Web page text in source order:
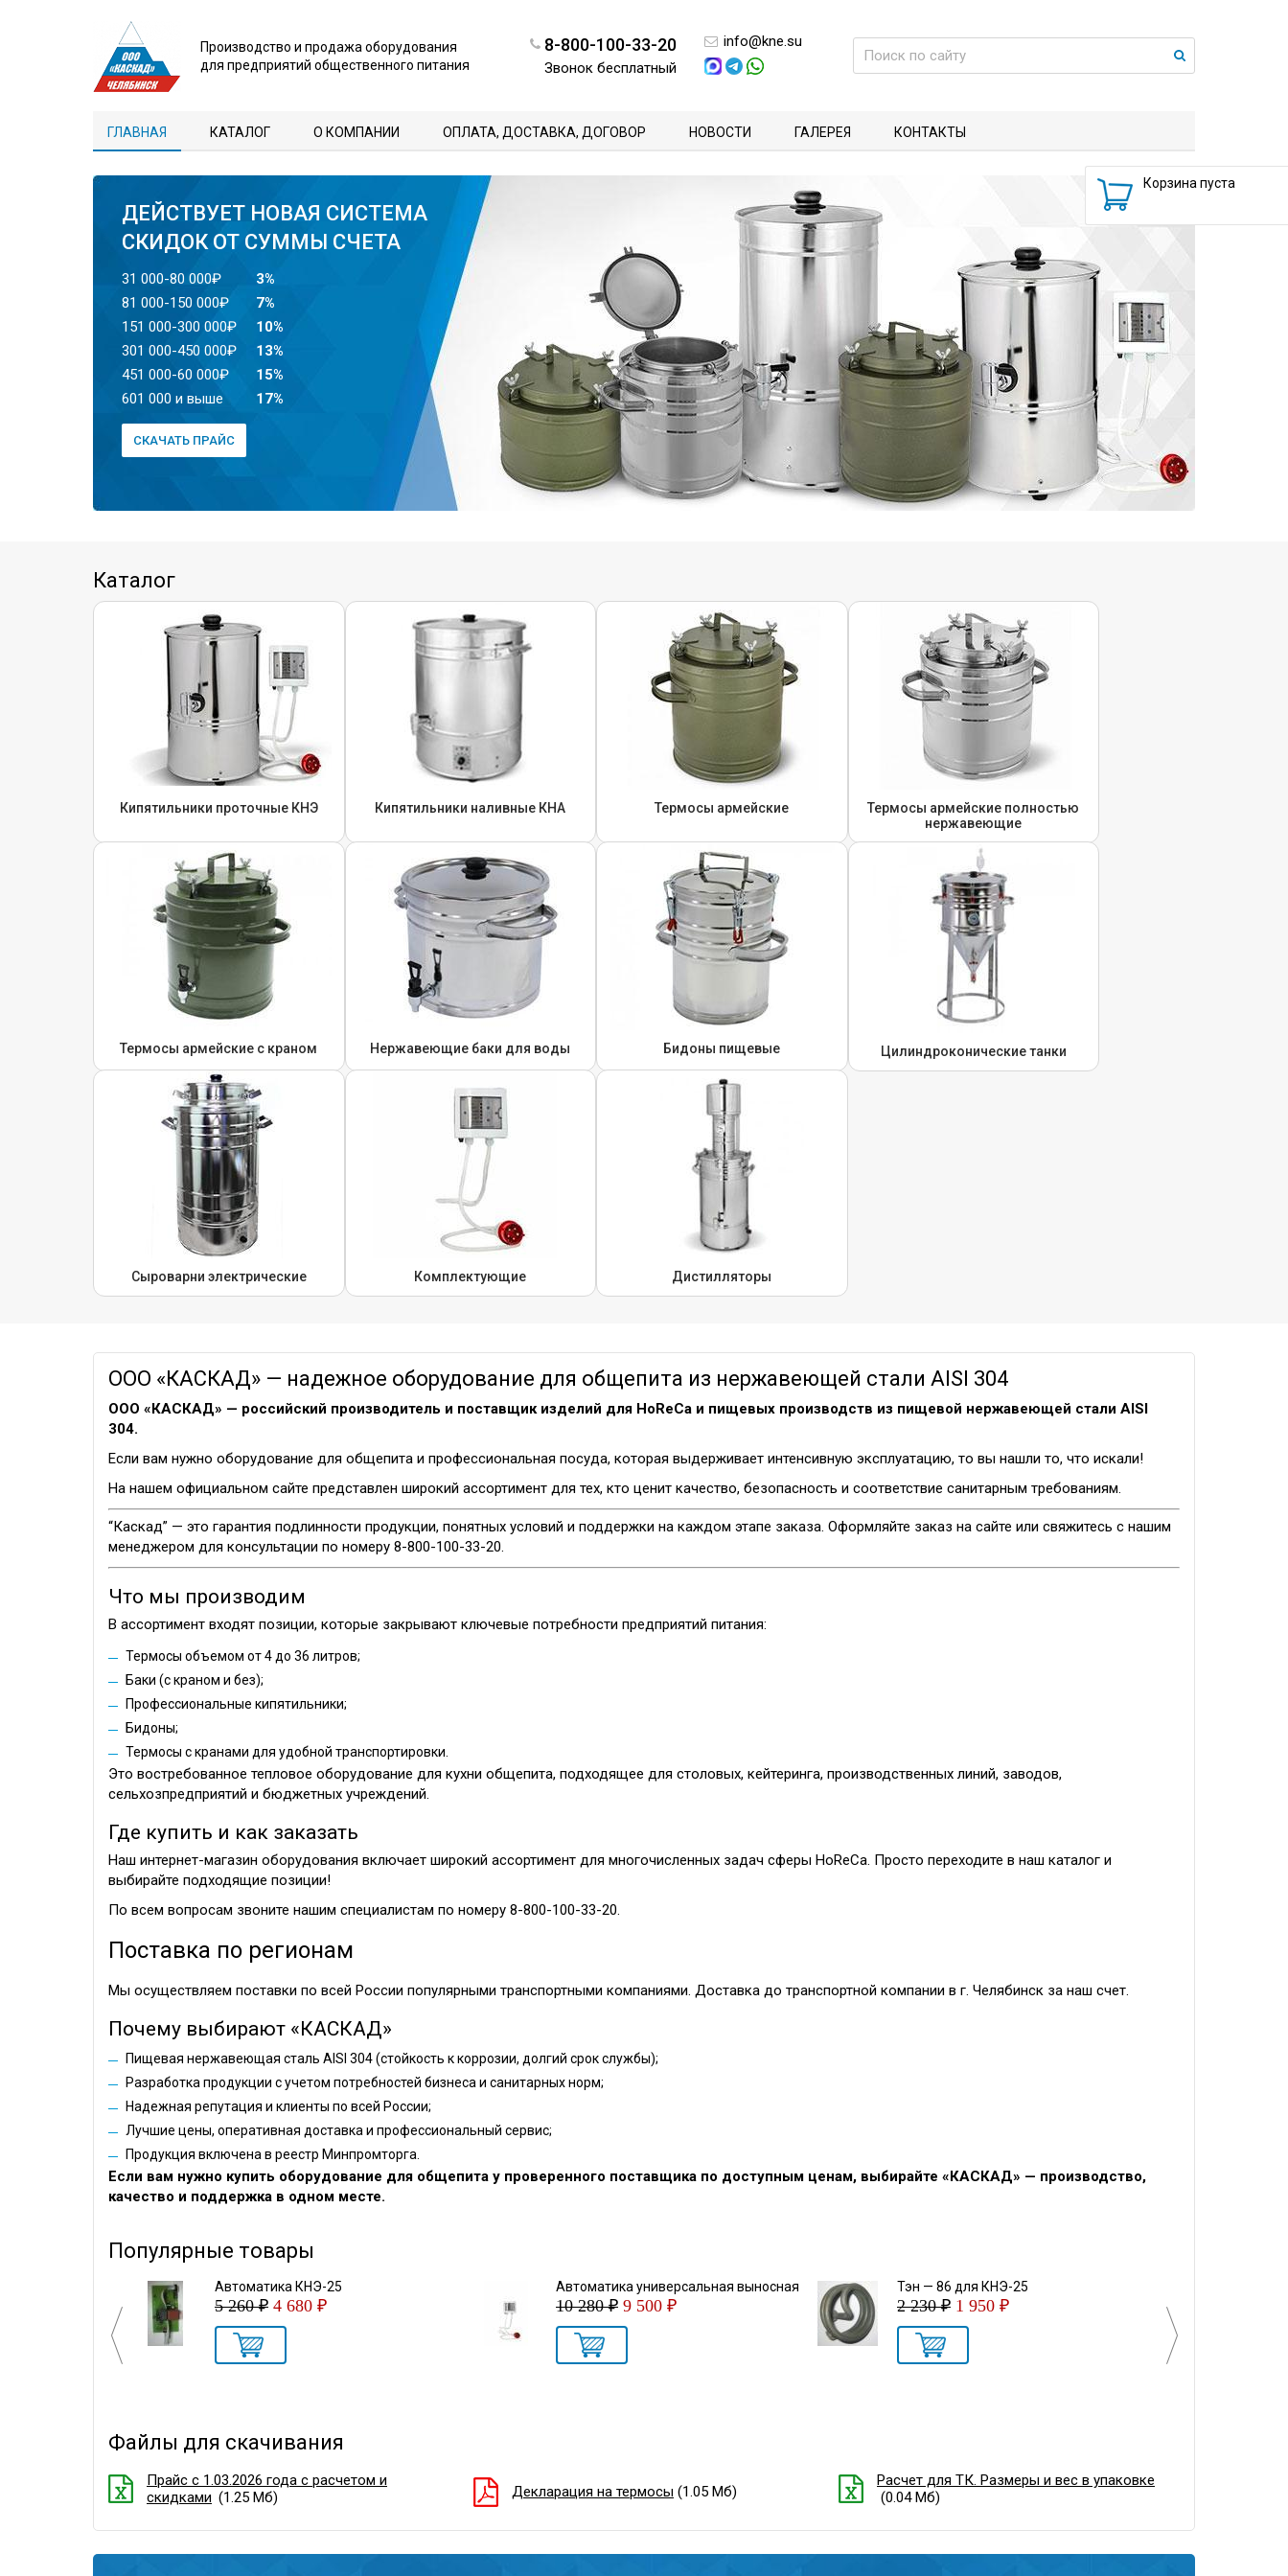
8-800-100-33-20
Звонок бесплатный
info@kne.su
Производство и продажа оборудования
для предприятий общественного питания
ГЛАВНАЯ КАТАЛОГ О КОМПАНИИ ОПЛАТА, ДОСТАВКА, ДОГОВОР НОВОСТИ ГАЛЕРЕЯ КОНТАКТЫ
Корзина пуста
ДЕЙСТВУЕТ НОВАЯ СИСТЕМА
СКИДОК ОТ СУММЫ СЧЕТА
31 000-80 000₽
3%
81 000-150 000₽
7%
151 000-300 000₽
10%
301 000-450 000₽
13%
451 000-60 000₽
15%
601 000 и выше
17%
СКАЧАТЬ ПРАЙС
Каталог
Кипятильники проточные КНЭ Кипятильники наливные КНА Термосы армейские
Термосы армейские полностью
нержавеющие
Термосы армейские с краном Нержавеющие баки для воды Бидоны пищевые Цилиндроконические танки
Сыроварни электрические Комплектующие Дистилляторы
ООО «КАСКАД» — надежное оборудование для общепита из нержавеющей стали AISI 304
ООО «КАСКАД» — российский производитель и поставщик изделий для HoReCa и пищевых производств из пищевой нержавеющей стали AISI
304.
Если вам нужно оборудование для общепита и профессиональная посуда, которая выдерживает интенсивную эксплуатацию, то вы нашли то, что искали!
На нашем официальном сайте представлен широкий ассортимент для тех, кто ценит качество, безопасность и соответствие санитарным требованиям.
“Каскад” — это гарантия подлинности продукции, понятных условий и поддержки на каждом этапе заказа. Оформляйте заказ на сайте или свяжитесь с нашим
менеджером для консультации по номеру 8-800-100-33-20.
Что мы производим
В ассортимент входят позиции, которые закрывают ключевые потребности предприятий питания:
Термосы объемом от 4 до 36 литров;
Баки (с краном и без);
Профессиональные кипятильники;
Бидоны;
Термосы с кранами для удобной транспортировки.
Это востребованное тепловое оборудование для кухни общепита, подходящее для столовых, кейтеринга, производственных линий, заводов,
сельхозпредприятий и бюджетных учреждений.
Где купить и как заказать
Наш интернет-магазин оборудования включает широкий ассортимент для многочисленных задач сферы HoReCa. Просто переходите в наш каталог и
выбирайте подходящие позиции!
По всем вопросам звоните нашим специалистам по номеру 8-800-100-33-20.
Поставка по регионам
Мы осуществляем поставки по всей России популярными транспортными компаниями. Доставка до транспортной компании в г. Челябинск за наш счет.
Почему выбирают «КАСКАД»
Пищевая нержавеющая сталь AISI 304 (стойкость к коррозии, долгий срок службы);
Разработка продукции с учетом потребностей бизнеса и санитарных норм;
Надежная репутация и клиенты по всей России;
Лучшие цены, оперативная доставка и профессиональный сервис;
Продукция включена в реестр Минпромторга.
Если вам нужно купить оборудование для общепита у проверенного поставщика по доступным ценам, выбирайте «КАСКАД» — производство,
качество и поддержка в одном месте.
Популярные товары
Автоматика КНЭ-25
5 260 ₽ 4 680 ₽
Автоматика универсальная выносная
10 280 ₽ 9 500 ₽
Тэн — 86 для КНЭ-25
2 230 ₽ 1 950 ₽
Файлы для скачивания
Прайс с 1.03.2026 года с расчетом и
скидками (1.25 Мб) Декларация на термосы (1.05 Мб)
Расчет для ТК. Размеры и вес в упаковке
(0.04 Мб)